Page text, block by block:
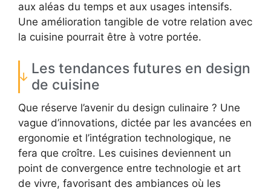
aux aléas du temps et aux usages intensifs.
Une amélioration tangible de votre relation avec
la cuisine pourrait être à votre portée.
Les tendances futures en design
de cuisine
Que réserve l’avenir du design culinaire ? Une
vague d’innovations, dictée par les avancées en
ergonomie et l’intégration technologique, ne
fera que croître. Les cuisines deviennent un
point de convergence entre technologie et art
de vivre, favorisant des ambiances où les